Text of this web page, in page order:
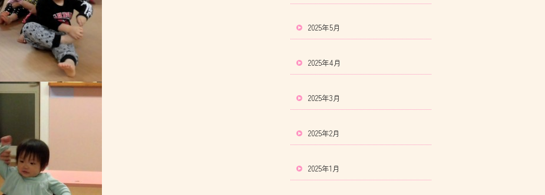
2025年5月
2025年4月
2025年3月
2025年2月
2025年1月